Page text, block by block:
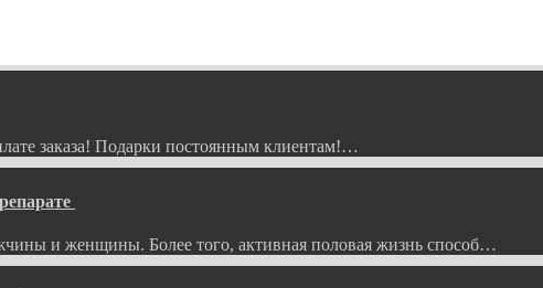
заказа! Подарки постоянным клиентам!…
и женщины. Более того, активная половая жизнь способ…